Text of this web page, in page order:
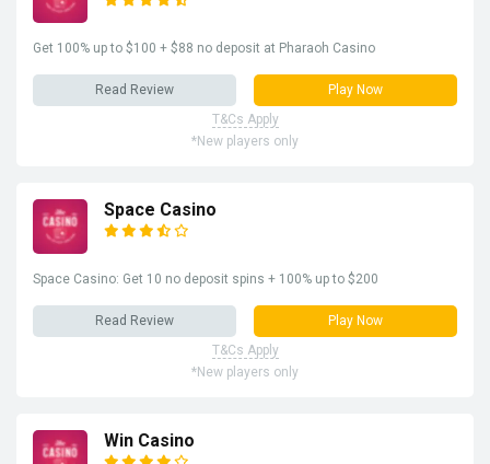
Get 100% up to $100 + $88 no deposit at Pharaoh Casino
Read Review
Play Now
T&Cs Apply
*New players only
Space Casino
Space Casino: Get 10 no deposit spins + 100% up to $200
Read Review
Play Now
T&Cs Apply
*New players only
Win Casino